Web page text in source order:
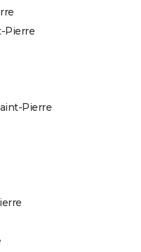
Pierre
Pierre